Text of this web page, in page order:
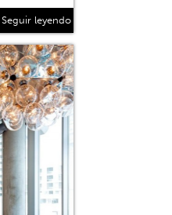
Seguir leyendo